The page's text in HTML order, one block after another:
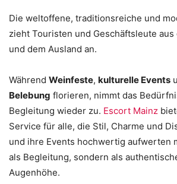
Die weltoffene, traditionsreiche und
zieht Touristen und Geschäftsleute aus
und dem Ausland an.
Während Weinfeste, kulturelle Events
Belebung florieren, nimmt das
Begleitung wieder zu. Escort Mainz
Service für alle, die Stil, Charme und
und ihre Events hochwertig aufwerten
als Begleitung, sondern als
Augenhöhe.